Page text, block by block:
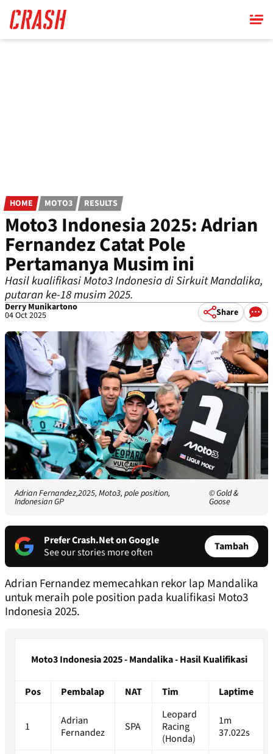
main
content
HOME MOTO3 RESULTS
Moto3 Indonesia 2025: Adrian
Fernandez Catat Pole
Pertamanya Musim ini
Hasil kualifikasi Moto3 Indonesia di Sirkuit Mandalika,
putaran ke-18 musim 2025.
Derry Munikartono
04 Oct 2025 Share
Adrian Fernandez,2025, Moto3, pole position,
Indonesian GP
© Gold &
Goose
Prefer Crash.Net on Google
See our stories more often
Tambah
Adrian Fernandez memecahkan rekor lap Mandalika
untuk meraih pole position pada kualifikasi Moto3
Indonesia 2025.
Moto3 Indonesia 2025 - Mandalika - Hasil Kualifikasi
Pos Pembalap NAT Tim Laptime
1
Adrian
Fernandez
SPA
Leopard
Racing
(Honda)
1m
37.022s